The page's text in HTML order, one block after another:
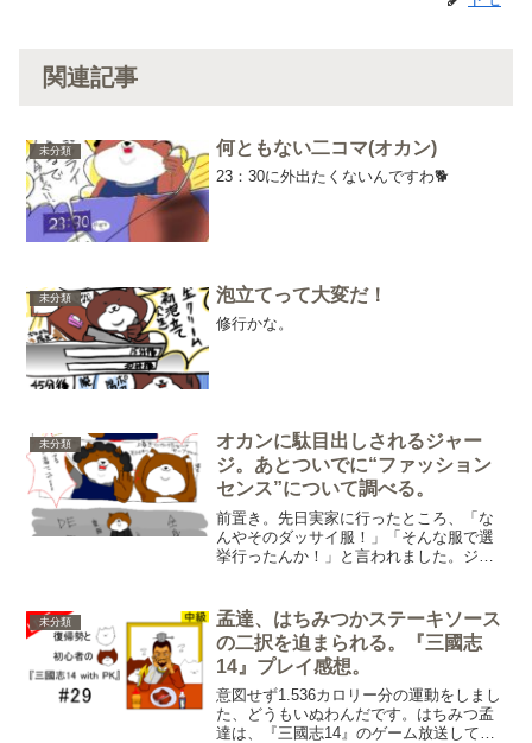
関連記事
未分類 何ともない二コマ(オカン)
23：30に外出たくないんですわ🐕
未分類 泡立てって大変だ！
修行かな。
未分類
オカンに駄目出しされるジャー
ジ。あとついでに“ファッション
センス”について調べる。
前置き。先日実家に行ったところ、「な
んやそのダッサイ服！」「そんな服で選
挙行ったんか！」と言われました。ジョ
れ「コレ着てみ」を連発されました。な
んか『ゴットファーザー』...
未分類
孟達、はちみつかステーキソース
の二択を迫まられる。『三國志
14』プレイ感想。
意図せず1.536カロリー分の運動をしまし
た、どうもいぬわんだです。はちみつ孟
達は、『三國志14』のゲーム放送してい